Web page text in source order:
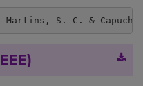
Martins, S. C. &